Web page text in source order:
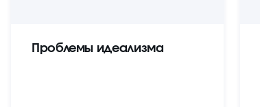
Проблемы идеализма